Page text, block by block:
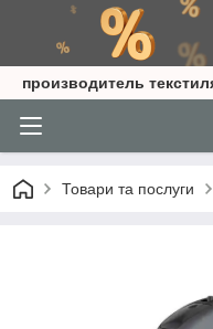
производитель
Товари та послуги